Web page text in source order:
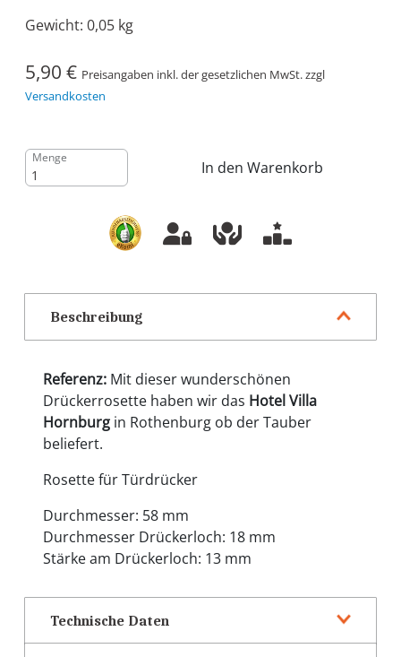
Gewicht: 0,05 kg
5,90 € Preisangaben inkl. der gesetzlichen MwSt. zzgl
Versandkosten
Menge
In den Warenkorb
Beschreibung
Referenz: Mit dieser wunderschönen
Drückerrosette haben wir das Hotel Villa
Hornburg in Rothenburg ob der Tauber
beliefert.
Rosette für Türdrücker
Durchmesser: 58 mm
Durchmesser Drückerloch: 18 mm
Stärke am Drückerloch: 13 mm
Technische Daten